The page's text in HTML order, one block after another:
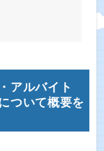
アルバイト
ついて概要を